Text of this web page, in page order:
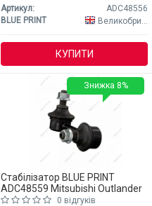
Артикул:
ADC48556
BLUE PRINT
Великобританія
КУПИТИ
Стабілізатор BLUE PRINT
ADC48559 Mitsubishi Outlander
0 відгуків
Знижка 8%